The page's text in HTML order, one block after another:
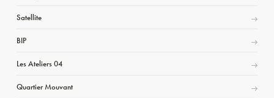
Satellite
BIP
Les Ateliers 04
Quartier Mouvant